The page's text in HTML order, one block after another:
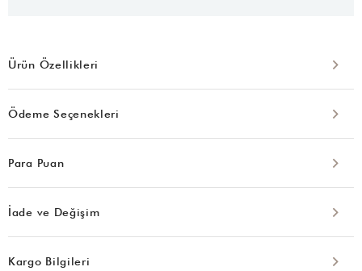
Ürün Özellikleri
Ödeme Seçenekleri
Para Puan
İade ve Değişim
Kargo Bilgileri